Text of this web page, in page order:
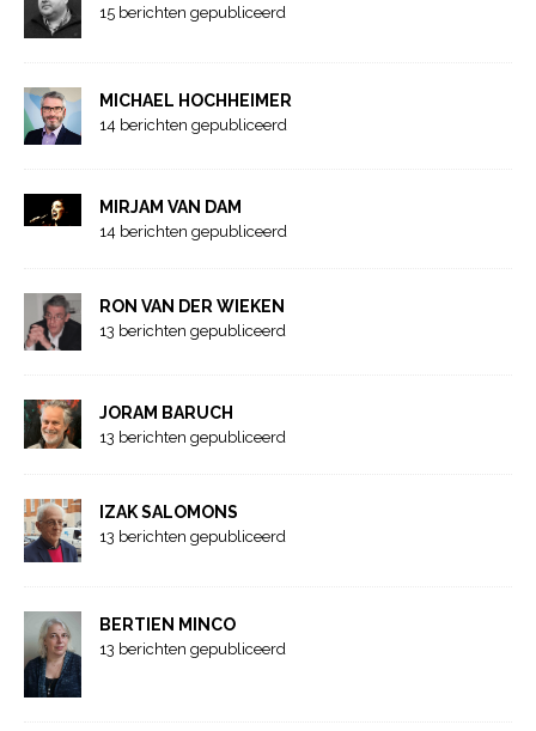
15 berichten gepubliceerd
MICHAEL HOCHHEIMER
14 berichten gepubliceerd
MIRJAM VAN DAM
14 berichten gepubliceerd
RON VAN DER WIEKEN
13 berichten gepubliceerd
JORAM BARUCH
13 berichten gepubliceerd
IZAK SALOMONS
13 berichten gepubliceerd
BERTIEN MINCO
13 berichten gepubliceerd